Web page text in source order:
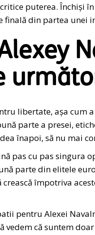
puterea. Închiși
din partea unei
libertate, așa cum
parte a presei,
înapoi, să nu mai
pas cu pas singura
parte din elitele
împotriva
pentru Alexei
că suntem